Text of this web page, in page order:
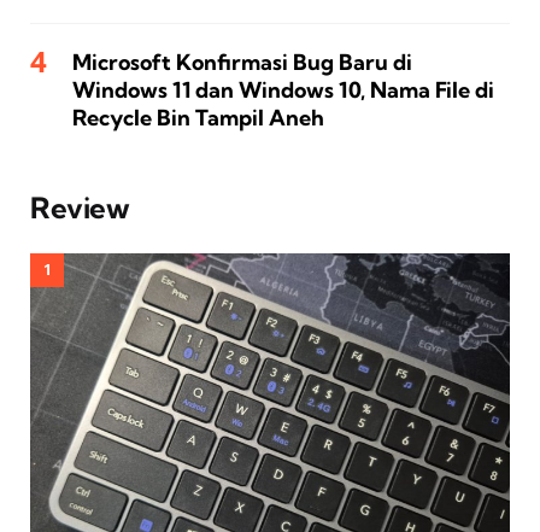
Microsoft Konfirmasi Bug Baru di
Windows 11 dan Windows 10, Nama File di
Recycle Bin Tampil Aneh
Review